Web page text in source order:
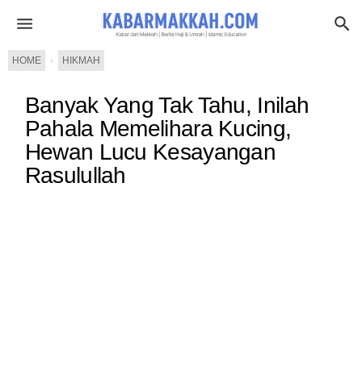
HOME › HIKMAH
Banyak Yang Tak Tahu, Inilah
Pahala Memelihara Kucing,
Hewan Lucu Kesayangan
Rasulullah